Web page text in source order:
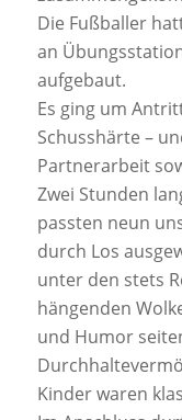
Die Fußballer
an
aufgebaut.
Es ging um
Schusshärte –
Partnerarbeit
Zwei Stunden
passten neun
durch Los
unter den stets
hängenden
und Humor
Kinder waren